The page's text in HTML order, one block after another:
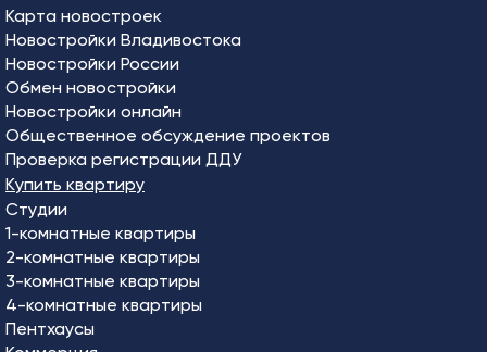
Карта новостроек
Новостройки Владивостока
Новостройки России
Обмен новостройки
Новостройки онлайн
Общественное обсуждение проектов
Проверка регистрации ДДУ
Купить квартиру
Студии
1-комнатные квартиры
2-комнатные квартиры
3-комнатные квартиры
4-комнатные квартиры
Пентхаусы